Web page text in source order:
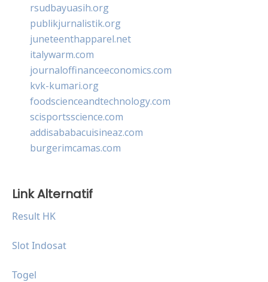
rsudbayuasih.org
publikjurnalistik.org
juneteenthapparel.net
italywarm.com
journaloffinanceeconomics.com
kvk-kumari.org
foodscienceandtechnology.com
scisportsscience.com
addisababacuisineaz.com
burgerimcamas.com
Link Alternatif
Result HK
Slot Indosat
Togel